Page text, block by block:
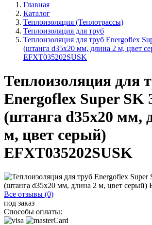
Главная
Каталог
Теплоизоляция (Теплотрассы)
Теплоизоляция для труб
Теплоизоляция для труб Energoflex
(штанга d35x20 мм, длина 2 м, цвет
EFXT035202SUSK
Теплоизоляция для
Energoflex Super SK
(штанга d35x20 мм,
м, цвет серый)
EFXT035202SUSK
Все отзывы (0)
под заказ
Способы оплаты: